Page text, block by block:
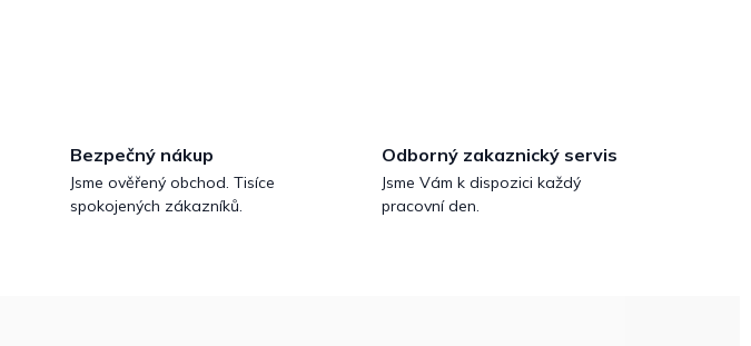
Bezpečný nákup
Jsme ověřený obchod. Tisíce
spokojených zákazníků.
Odborný zakaznický servis
Jsme Vám k dispozici každý
pracovní den.